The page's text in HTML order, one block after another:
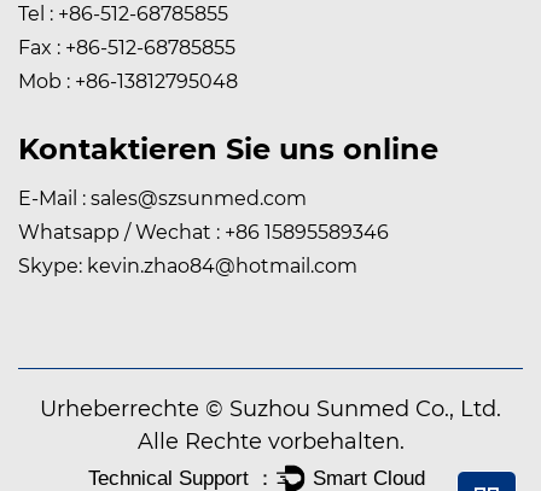
Tel : +86-512-68785855
Fax : +86-512-68785855
Mob : +86-13812795048
Kontaktieren Sie uns online
E-Mail : sales@szsunmed.com
Whatsapp / Wechat : +86 15895589346
Skype: kevin.zhao84@hotmail.com
Urheberrechte © Suzhou Sunmed Co., Ltd.
Alle Rechte vorbehalten.